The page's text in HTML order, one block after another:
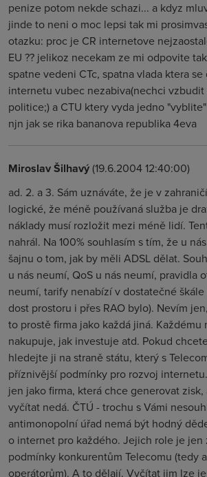
penize potom nekde schazi... a kdyz
jinde to neni o moc lepsi tak mi
otazku: proc je CR internetove
EU ?? jelikoz necekam ze mi odpovite
spatne vedeni CTc, spatna vlada ktera
internetu vubec nezabiva(nechci vzbudit
politice;) a CTU ktery vyda jedno
njn jak se rika bananova republika 4eva
Miroslav Šilhavý(19.6.2004 12:40:00)
ad. 2. a 3. Sám uznáváte, že je v
logické, že méně používaná služba je
náklady musí rozložit mezi méně lidí.
nahrál. Na 100% souhlasím s tím, že u
šajnu o tom, jak by měli ADSL dělat.
u nás neumí, QoS u nás neumí, pravidla
neumí, tarify nenabízí v dostatečné
dost prostoru i přes RAO bylo). Nevím
to prostě firma jako každá jiná. Každému
nakupuje, jak investuje atd. Pokud
hledejte ji na straně státu, který s
příznivější podmínky pro rozvoj
jen jako firma, která chce generovat
vyčítat nedá. ČTÚ - trochu s Vámi
antimonopolní úřad nemá být hodný
o internet pro každého. Jejich role je jen
podmínky konkurentům Telecomu (tedy
operátorům). A to dělají. Vyčítat jim lze